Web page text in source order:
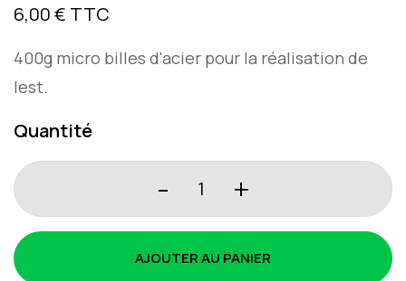
6,00 € TTC
400g micro billes d'acier pour la réalisation de
lest.
Quantité
- +
AJOUTER AU PANIER